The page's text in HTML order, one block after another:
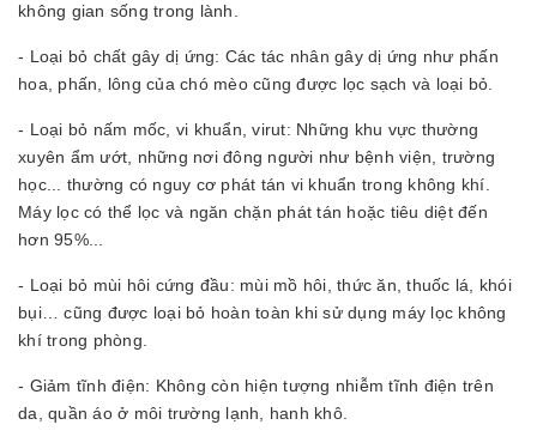
không gian sống trong lành.
- Loại bỏ chất gây dị ứng: Các tác nhân gây dị ứng như phấn
hoa, phấn, lông của chó mèo cũng được lọc sạch và loại bỏ.
- Loại bỏ nấm mốc, vi khuẩn, virut: Những khu vực thường
xuyên ẩm ướt, những nơi đông người như bệnh viện, trường
học... thường có nguy cơ phát tán vi khuẩn trong không khí.
Máy lọc có thể lọc và ngăn chặn phát tán hoặc tiêu diệt đến
hơn 95%...
- Loại bỏ mùi hôi cứng đầu: mùi mồ hôi, thức ăn, thuốc lá, khói
bụi… cũng được loại bỏ hoàn toàn khi sử dụng máy lọc không
khí trong phòng.
- Giảm tĩnh điện: Không còn hiện tượng nhiễm tĩnh điện trên
da, quần áo ở môi trường lạnh, hanh khô.